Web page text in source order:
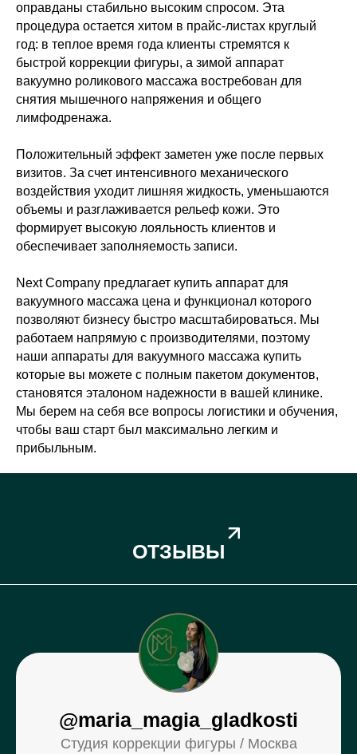
оправданы стабильно высоким спросом. Эта
процедура остается хитом в прайс-листах круглый
год: в теплое время года клиенты стремятся к
быстрой коррекции фигуры, а зимой аппарат
вакуумно роликового массажа востребован для
снятия мышечного напряжения и общего
лимфодренажа.
Положительный эффект заметен уже после первых
визитов. За счет интенсивного механического
воздействия уходит лишняя жидкость, уменьшаются
объемы и разглаживается рельеф кожи. Это
формирует высокую лояльность клиентов и
обеспечивает заполняемость записи.
Next Company предлагает купить аппарат для
вакуумного массажа цена и функционал которого
позволяют бизнесу быстро масштабироваться. Мы
работаем напрямую с производителями, поэтому
наши аппараты для вакуумного массажа купить
которые вы можете с полным пакетом документов,
становятся эталоном надежности в вашей клинике.
Мы берем на себя все вопросы логистики и обучения,
чтобы ваш старт был максимально легким и
прибыльным.
ОТЗЫВЫ
@maria_magia_gladkosti
Студия коррекции фигуры / Москва